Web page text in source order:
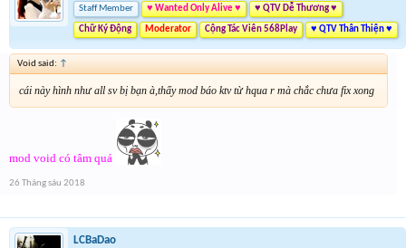
Staff Member
♥ Wanted Only Alive ♥ ♥ QTV Dễ Thương ♥
Chữ Ký Động Moderator Cộng Tác Viên 568Play ♥ QTV Thân Thiện ♥
Void said: ↑
cái này hình như all sv bị bạn à,thấy mod báo ktv từ hqua r mà chắc chưa fix xong
mod void có tâm quá
26 Tháng sáu 2018
LCBaDao